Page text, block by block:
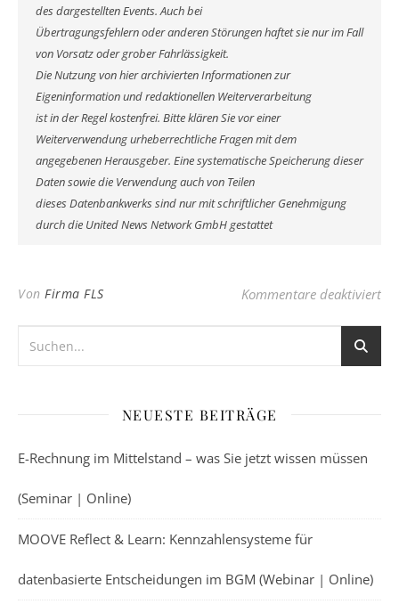
des dargestellten Events. Auch bei
Übertragungsfehlern oder anderen Störungen haftet sie nur im Fall
von Vorsatz oder grober Fahrlässigkeit.
Die Nutzung von hier archivierten Informationen zur
Eigeninformation und redaktionellen Weiterverarbeitung
ist in der Regel kostenfrei. Bitte klären Sie vor einer
Weiterverwendung urheberrechtliche Fragen mit dem
angegebenen Herausgeber. Eine systematische Speicherung dieser
Daten sowie die Verwendung auch von Teilen
dieses Datenbankwerks sind nur mit schriftlicher Genehmigung
durch die United News Network GmbH gestattet
Von Firma FLS Kommentare deaktiviertfür
NEUESTE BEITRÄGE
E-Rechnung im Mittelstand – was Sie jetzt wissen müssen
(Seminar | Online)
MOOVE Reflect & Learn: Kennzahlensysteme für
datenbasierte Entscheidungen im BGM (Webinar | Online)